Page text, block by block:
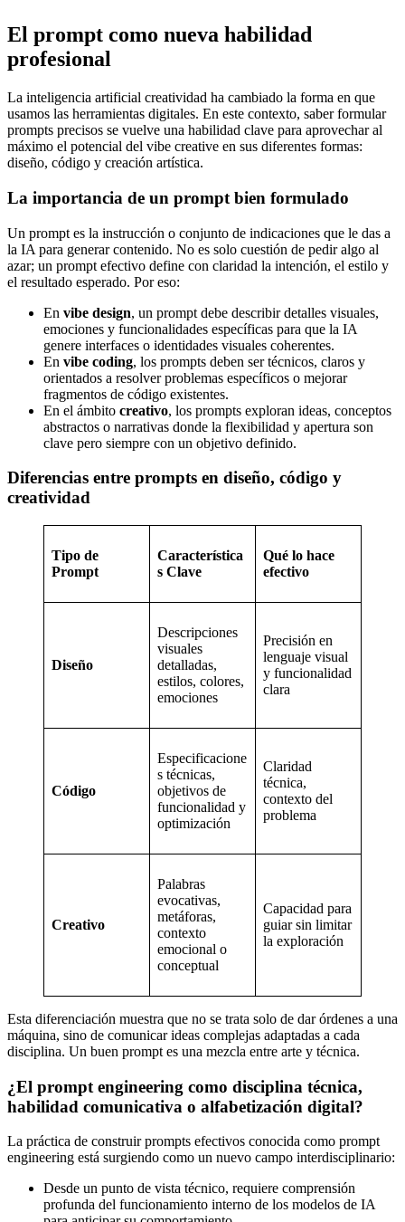
El prompt como nueva habilidad
profesional
La inteligencia artificial creatividad ha cambiado la forma en que
usamos las herramientas digitales. En este contexto, saber formular
prompts precisos se vuelve una habilidad clave para aprovechar al
máximo el potencial del vibe creative en sus diferentes formas:
diseño, código y creación artística.
La importancia de un prompt bien formulado
Un prompt es la instrucción o conjunto de indicaciones que le das a
la IA para generar contenido. No es solo cuestión de pedir algo al
azar; un prompt efectivo define con claridad la intención, el estilo y
el resultado esperado. Por eso:
En vibe design, un prompt debe describir detalles visuales,
emociones y funcionalidades específicas para que la IA
genere interfaces o identidades visuales coherentes.
En vibe coding, los prompts deben ser técnicos, claros y
orientados a resolver problemas específicos o mejorar
fragmentos de código existentes.
En el ámbito creativo, los prompts exploran ideas, conceptos
abstractos o narrativas donde la flexibilidad y apertura son
clave pero siempre con un objetivo definido.
Diferencias entre prompts en diseño, código y
creatividad
Tipo de
Prompt
Característica
s Clave
Qué lo hace
efectivo
Diseño
Descripciones
visuales
detalladas,
estilos, colores,
emociones
Precisión en
lenguaje visual
y funcionalidad
clara
Código
Especificacione
s técnicas,
objetivos de
funcionalidad y
optimización
Claridad
técnica,
contexto del
problema
Creativo
Palabras
evocativas,
metáforas,
contexto
emocional o
conceptual
Capacidad para
guiar sin limitar
la exploración
Esta diferenciación muestra que no se trata solo de dar órdenes a una
máquina, sino de comunicar ideas complejas adaptadas a cada
disciplina. Un buen prompt es una mezcla entre arte y técnica.
¿El prompt engineering como disciplina técnica,
habilidad comunicativa o alfabetización digital?
La práctica de construir prompts efectivos conocida como prompt
engineering está surgiendo como un nuevo campo interdisciplinario:
Desde un punto de vista técnico, requiere comprensión
profunda del funcionamiento interno de los modelos de IA